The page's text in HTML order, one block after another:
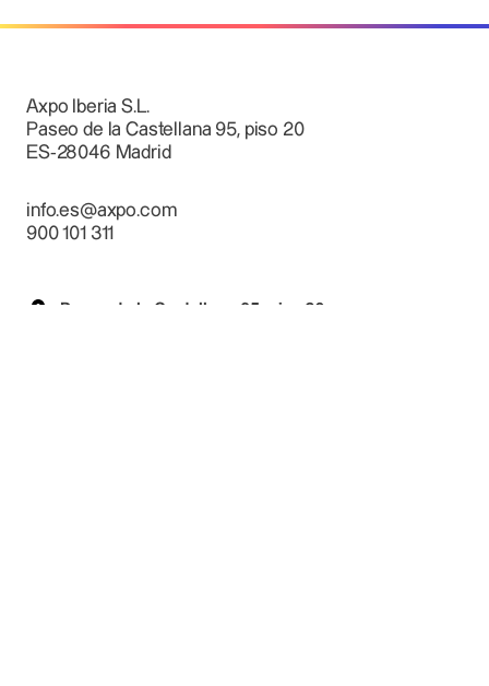
Axpo Iberia S.L.
Paseo de la Castellana 95, piso 20
ES-28046 Madrid
info.es@axpo.com
900 101 311
Paseo de la Castellana 95, piso 20